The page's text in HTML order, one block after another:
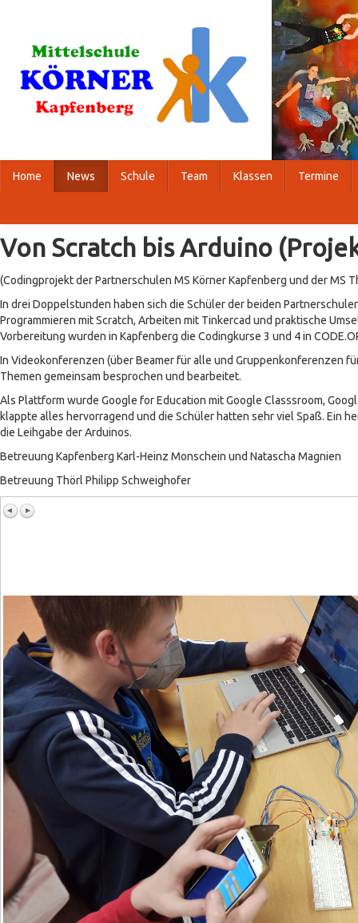
Home News Schule Team Klassen Termine
Von Scratch bis Arduino
(Codingprojekt der Partnerschulen MS Körner Kapfenberg und der MS
In drei Doppelstunden haben sich die Schüler der beiden
Programmieren mit Scratch, Arbeiten mit Tinkercad und praktische
Vorbereitung wurden in Kapfenberg die Codingkurse 3 und 4 in
In Videokonferenzen (über Beamer für alle und Gruppenkonferenzen
Themen gemeinsam besprochen und bearbeitet.
Als Plattform wurde Google for Education mit Google Classsroom,
klappte alles hervorragend und die Schüler hatten sehr viel Spaß. Ein
die Leihgabe der Arduinos.
Betreuung Kapfenberg Karl-Heinz Monschein und Natascha Magnien
Betreuung Thörl Philipp Schweighofer